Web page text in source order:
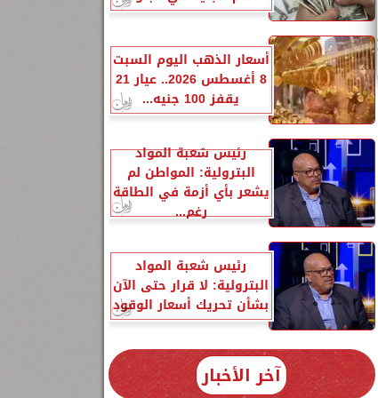
أسعار الذهب اليوم السبت
8 أغسطس 2026.. عيار 21
يقفز 100 جنيه...
رئيس شعبة المواد
البترولية: المواطن لم
يشعر بأي أزمة في الطاقة
رغم...
رئيس شعبة المواد
البترولية: لا قرار حتى الآن
بشأن تحريك أسعار الوقود
آخر الأخبار